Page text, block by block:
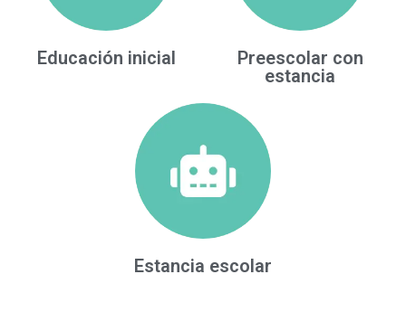
Educación inicial
Preescolar con
estancia
Estancia escolar